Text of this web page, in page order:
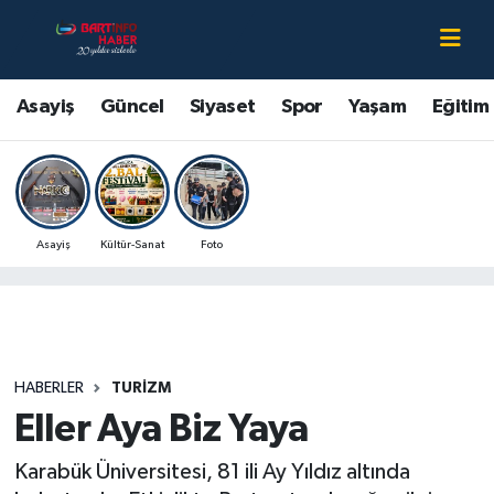
Asayiş Güncel Siyaset Spor Yaşam Eğitim
Asayiş Kültür-Sanat Foto
HABERLER TURIZM
Eller Aya Biz Yaya
Karabük Üniversitesi, 81 ili Ay Yıldız altında
Asayiş
Bartın Hakkında
Çevre
Eğitim
Kültür-Sanat
Magazin
Bartın Nöbetçi Eczaneler
Bartın Hava Durumu
Bartin Namaz Vakitleri
Bartın Trafik Yoğunluk Haritası
Son Dakika Haberleri
Haber Arşivi